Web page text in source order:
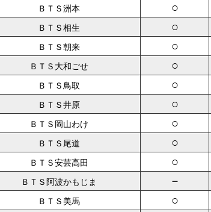
ＢＴＳ洲本 ○
ＢＴＳ相生 ○
ＢＴＳ朝来 ○
ＢＴＳ大和ごせ ○
ＢＴＳ鳥取 ○
ＢＴＳ井原 ○
ＢＴＳ岡山わけ ○
ＢＴＳ尾道 ○
ＢＴＳ安芸高田 ○
ＢＴＳ阿波かもじま －
ＢＴＳ美馬 ○